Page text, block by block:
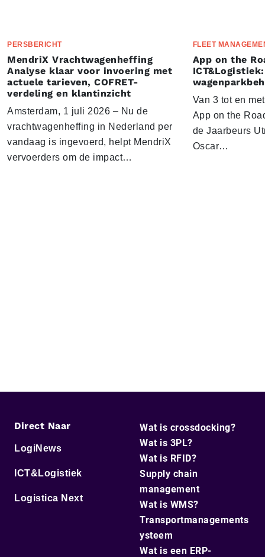
PERSBERICHT
MendriX Vrachtwagenheffing
Analyse klaar voor invoering met
actuele tarieven, COFRET-
verdeling en klantinzicht
Amsterdam, 1 juli 2026 – Nu de
vrachtwagenheffing in Nederland per
vandaag is ingevoerd, helpt MendriX
vervoerders om de impact…
FLEET
App on the
Van 3 tot en
App on the
de Jaarbeurs
Oscar…
Direct Naar
LogiNews
ICT&Logistiek
Logistica Next
Wat is crossdocking?
Wat is 3PL?
Wat is RFID?
Supply chain
management
Wat is WMS?
Transportmanagements
ysteem
Wat is een ERP-